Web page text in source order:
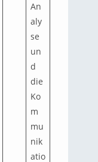
An
aly
se
un
d
die
Ko
m
mu
nik
atio